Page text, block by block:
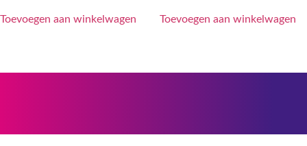
Toevoegen aan winkelwagen Toevoegen aan winkelwagen